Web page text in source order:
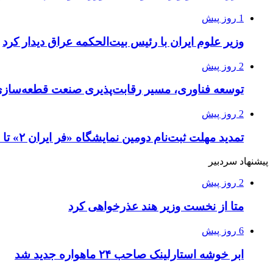
1 روز پیش
وزیر علوم ایران با رئیس بیت‌الحکمه عراق دیدار کرد
2 روز پیش
توسعه فناوری، مسیر رقابت‌پذیری صنعت
2 روز پیش
تمدید مهلت ثبت‌نام دومین نمایشگاه «فر ایران ۲» تا ۳۱ مرداد
پیشنهاد سردبیر
2 روز پیش
متا از نخست وزیر هند عذرخواهی کرد
6 روز پیش
ابر خوشه استارلینک صاحب ۲۴ ماهواره جدید شد